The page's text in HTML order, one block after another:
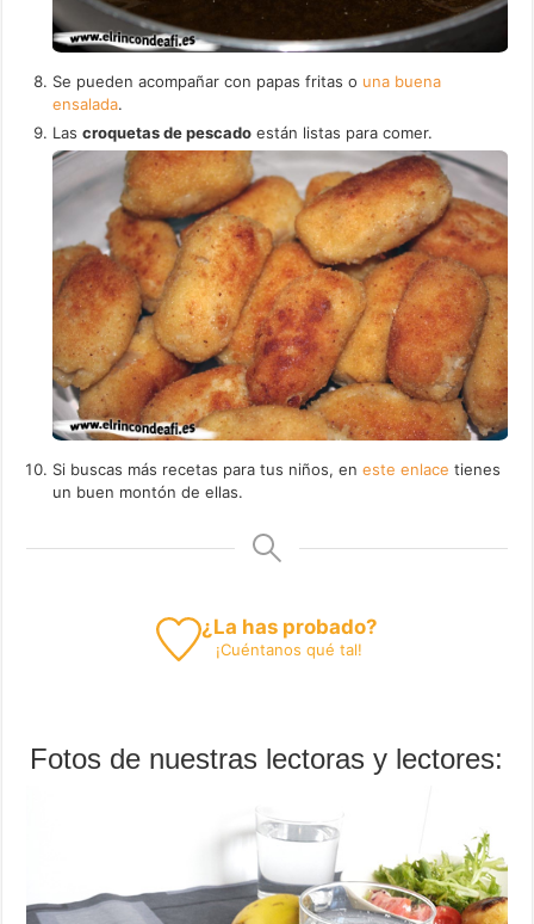
Se pueden acompañar con papas fritas o una buena
ensalada.
Lascroquetas de pescado están listas para comer.
Si buscas más recetas para tus niños, eneste enlace tienes
un buen montón de ellas.
¿La has probado?
¡Cuéntanos qué tal!
Fotos de nuestras lectoras y lectores: